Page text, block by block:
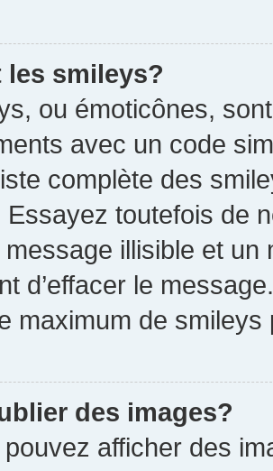
les smileys?
ou émoticônes,
avec un code
complète des
Essayez toutefois de
illisible et
d’effacer le
maximum de smileys
des images?
afficher des